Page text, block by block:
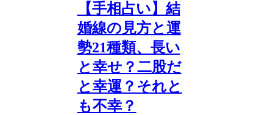
【手相占い】結
婚線の見方と運
勢21種類、長い
と幸せ？二股だ
と幸運？それと
も不幸？